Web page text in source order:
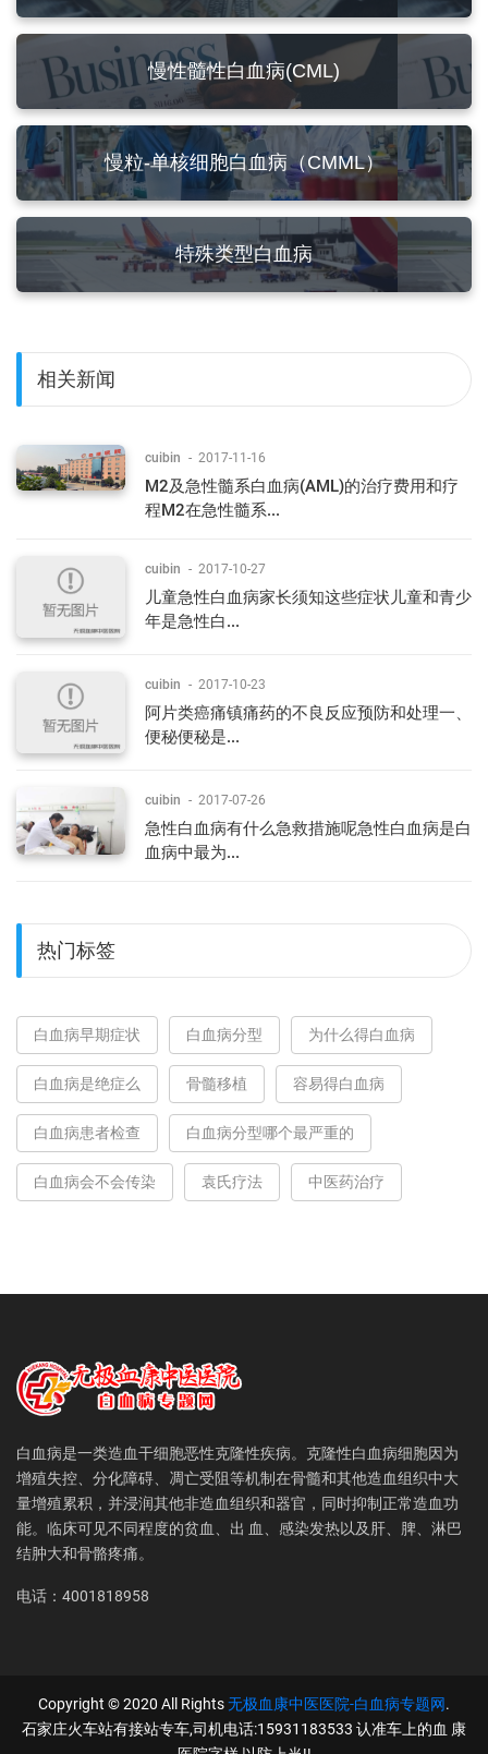
慢性髓性白血病(CML)
慢粒-单核细胞白血病（CMML）
特殊类型白血病
相关新闻
cuibin - 2017-11-16
M2及急性髓系白血病(AML)的治疗费用和疗
程M2在急性髓系...
cuibin - 2017-10-27
儿童急性白血病家长须知这些症状儿童和青少
年是急性白...
cuibin - 2017-10-23
阿片类癌痛镇痛药的不良反应预防和处理一、
便秘便秘是...
cuibin - 2017-07-26
急性白血病有什么急救措施呢急性白血病是白
血病中最为...
热门标签
白血病早期症状 白血病分型 为什么得白血病
白血病是绝症么 骨髓移植 容易得白血病
白血病患者检查 白血病分型哪个最严重的
白血病会不会传染 袁氏疗法 中医药治疗
白血病是一类造血干细胞恶性克隆性疾病。克隆性白血病细胞因为
增殖失控、分化障碍、凋亡受阻等机制在骨髓和其他造血组织中大
量增殖累积，并浸润其他非造血组织和器官，同时抑制正常造血功
能。临床可见不同程度的贫血、出 血、感染发热以及肝、脾、淋巴
结肿大和骨骼疼痛。
电话：4001818958
Copyright © 2020 All Rights无极血康中医医院-白血病专题网.
石家庄火车站有接站专车,司机电话:15931183533 认准车上的血 康